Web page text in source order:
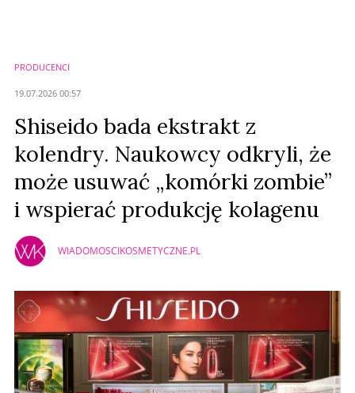
PRODUCENCI
19.07.2026 00:57
Shiseido bada ekstrakt z
kolendry. Naukowcy odkryli, że
może usuwać „komórki zombie”
i wspierać produkcję kolagenu
WIADOMOSCIKOSMETYCZNE.PL